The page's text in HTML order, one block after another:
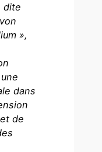
dite
»,
dans
de